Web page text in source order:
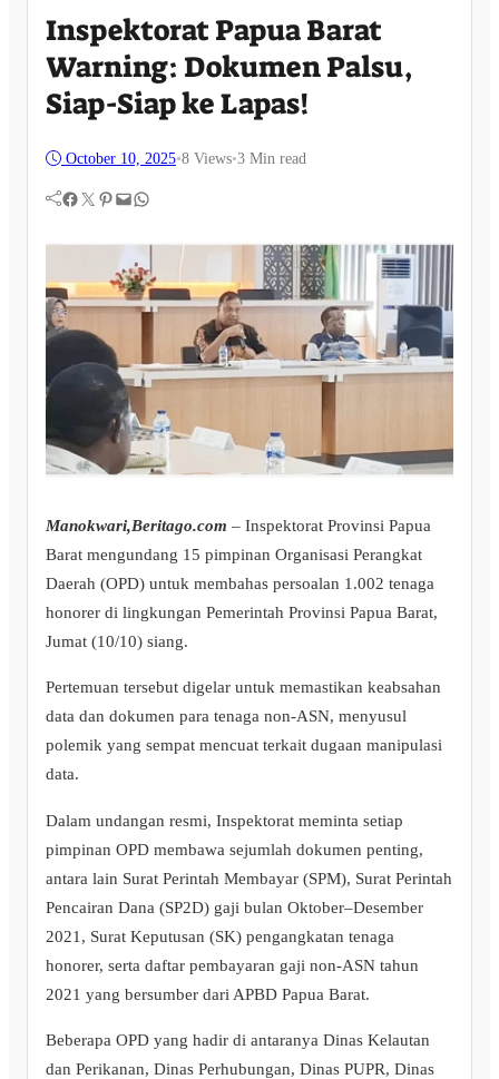
Inspektorat Papua Barat
Warning: Dokumen Palsu,
Siap-Siap ke Lapas!
October 10, 2025•8 Views•3 Min read
Facebook Twitter Pinterest Mail WhatsApp
Manokwari,Beritago.com – Inspektorat Provinsi Papua
Barat mengundang 15 pimpinan Organisasi Perangkat
Daerah (OPD) untuk membahas persoalan 1.002 tenaga
honorer di lingkungan Pemerintah Provinsi Papua Barat,
Jumat (10/10) siang.
Pertemuan tersebut digelar untuk memastikan keabsahan
data dan dokumen para tenaga non-ASN, menyusul
polemik yang sempat mencuat terkait dugaan manipulasi
data.
Dalam undangan resmi, Inspektorat meminta setiap
pimpinan OPD membawa sejumlah dokumen penting,
antara lain Surat Perintah Membayar (SPM), Surat Perintah
Pencairan Dana (SP2D) gaji bulan Oktober–Desember
2021, Surat Keputusan (SK) pengangkatan tenaga
honorer, serta daftar pembayaran gaji non-ASN tahun
2021 yang bersumber dari APBD Papua Barat.
Beberapa OPD yang hadir di antaranya Dinas Kelautan
dan Perikanan, Dinas Perhubungan, Dinas PUPR, Dinas